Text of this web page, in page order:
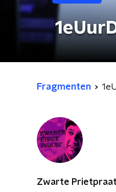
Fragmenten
Zwarte